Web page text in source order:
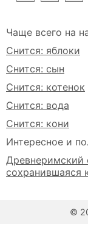
Чаще всего на
Снится: яблоки
Снится: сын
Снится: котенок
Снится: вода
Снится: кони
Интересное и
Древнеримский
сохранившаяся
©